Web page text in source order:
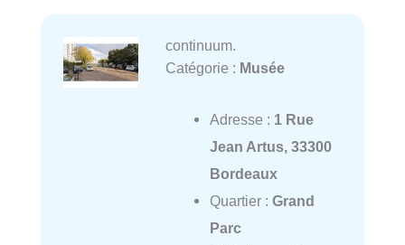
continuum.
Catégorie : Musée
Adresse : 1 Rue
Jean Artus, 33300
Bordeaux
Quartier : Grand
Parc